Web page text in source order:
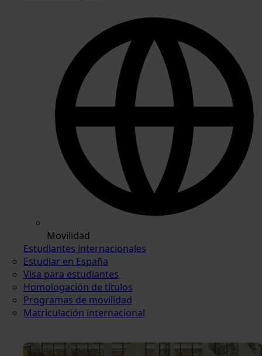
Movilidad
Estudiantes internacionales
Estudiar en España
Visa para estudiantes
Homologación de títulos
Programas de movilidad
Matriculación internacional